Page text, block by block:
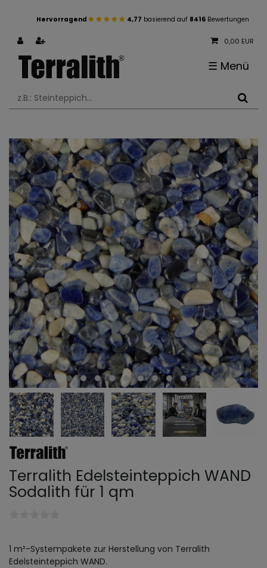
Hervorragend 4,77 basierend auf 8416 Bewertungen
0,00 EUR
☰ Menü
Terralith Edelsteinteppich WAND
Sodalith für 1 qm
1 m²-Systempakete zur Herstellung von Terralith
Edelsteinteppich WAND.